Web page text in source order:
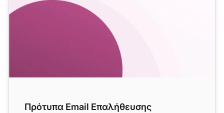
Πρότυπα Email Επαλήθευσης